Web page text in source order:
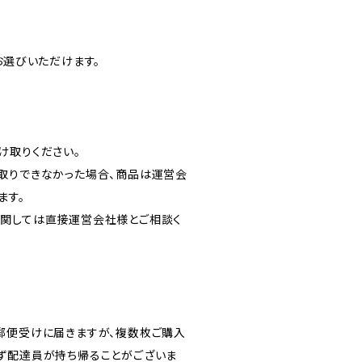
選びいただけます。
りください。
りできなかった場合、商品は運営会
。
しては直接運営会社様とご相談く
便受けに届きますが、複数枚ご購入
配達員が持ち帰ることがございま